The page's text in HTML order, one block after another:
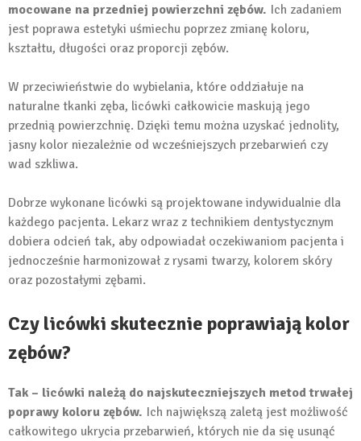
mocowane na przedniej powierzchni zębów. Ich zadaniem
jest poprawa estetyki uśmiechu poprzez zmianę koloru,
kształtu, długości oraz proporcji zębów.
W przeciwieństwie do wybielania, które oddziałuje na
naturalne tkanki zęba, licówki całkowicie maskują jego
przednią powierzchnię. Dzięki temu można uzyskać jednolity,
jasny kolor niezależnie od wcześniejszych przebarwień czy
wad szkliwa.
Dobrze wykonane licówki są projektowane indywidualnie dla
każdego pacjenta. Lekarz wraz z technikiem dentystycznym
dobiera odcień tak, aby odpowiadał oczekiwaniom pacjenta i
jednocześnie harmonizował z rysami twarzy, kolorem skóry
oraz pozostałymi zębami.
Czy licówki skutecznie poprawiają kolor
zębów?
Tak – licówki należą do najskuteczniejszych metod trwałej
poprawy koloru zębów. Ich największą zaletą jest możliwość
całkowitego ukrycia przebarwień, których nie da się usunąć